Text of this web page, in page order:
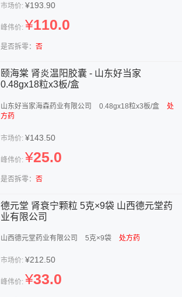
市场价: ¥193.90
峰伟价: ¥110.0
是否拆零： 否
颐海棠 肾炎温阳胶囊 - 山东好当家
0.48gx18粒x3板/盒
山东好当家海森药业有限公司 0.48gx18粒x3板/盒
处
方药
市场价: ¥143.50
峰伟价: ¥25.0
是否拆零： 否
德元堂 肾衰宁颗粒 5克×9袋 山西德元堂药
业有限公司
山西德元堂药业有限公司 5克×9袋 处方药
市场价: ¥212.50
峰伟价: ¥33.0